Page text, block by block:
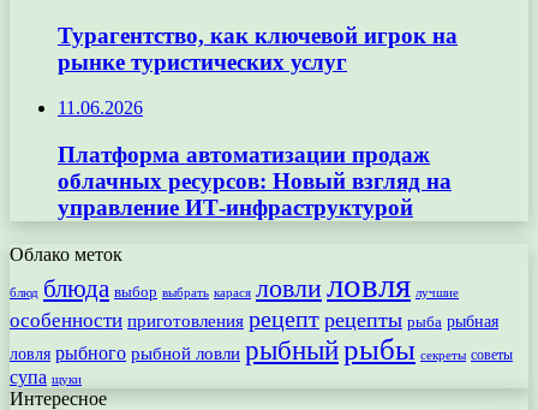
Турагентство, как ключевой игрок на
рынке туристических услуг
11.06.2026
Платформа автоматизации продаж
облачных ресурсов: Новый взгляд на
управление ИТ-инфраструктурой
Облако меток
блюд блюда выбор выбрать карася ловлиловля лучшие
особенности приготовления рецепт рецепты рыба рыбная
ловля рыбного рыбной ловли рыбныйрыбы секреты советы
супа щуки
Интересное